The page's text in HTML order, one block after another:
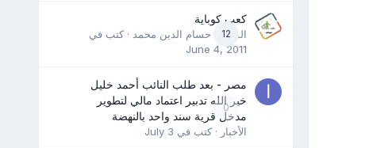
12
كعب كوباية
المدرب حسام الدين محمد · كتب في
June 4, 2011
0
مصر - بعد طلب النائب أحمد خليل
خير الله تدبير اعتماد مالي لتطوير
مدخل قرية سند واحد بالنهضة
الأخبار · كتب في July 3